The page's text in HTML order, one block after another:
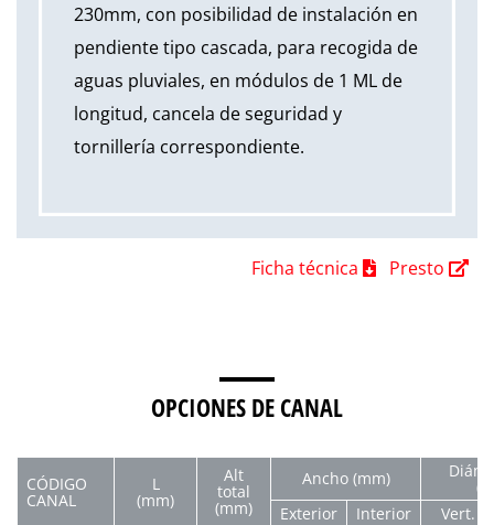
230mm, con posibilidad de instalación en
pendiente tipo cascada, para recogida de
aguas pluviales, en módulos de 1 ML de
longitud, cancela de seguridad y
tornillería correspondiente.
Ficha técnica Presto
OPCIONES DE CANAL
CÓDIGO
CANAL
L
(mm)
Alt
total
(mm)
Ancho (mm)
Exterior
Interior Vert.